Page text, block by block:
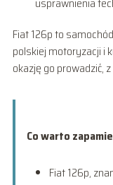
Fiat 126p to
polskiej motoryzacji i
okazję go prowadzić,
Co warto
Fiat 126p,